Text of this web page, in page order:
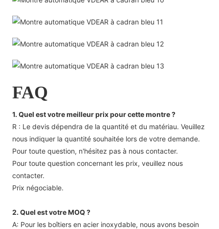
FAQ
1. Quel est votre meilleur prix pour cette montre ?
R : Le devis dépendra de la quantité et du matériau. Veuillez
nous indiquer la quantité souhaitée lors de votre demande.
Pour toute question, n'hésitez pas à nous contacter.
Pour toute question concernant les prix, veuillez nous
contacter.
Prix ​​négociable.
2. Quel est votre MOQ ?
A: Pour les boîtiers en acier inoxydable, nous avons besoin